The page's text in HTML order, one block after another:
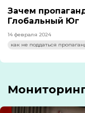
Зачем
Глобальный Юг
14 февраля 2024
как не поддаться